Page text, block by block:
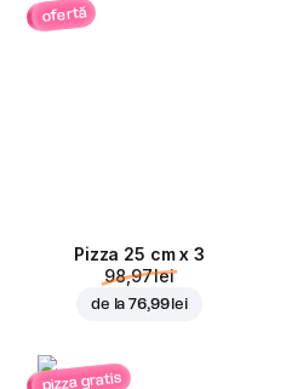
ofertă
Pizza 25 cm x 3
98,97 lei
de la76,99 lei
pizza gratis